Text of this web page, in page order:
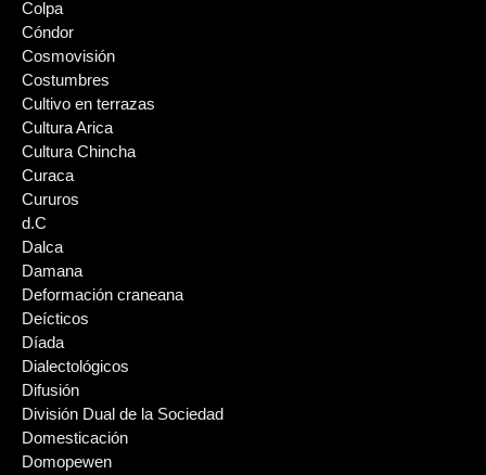
Colpa
Cóndor
Cosmovisión
Costumbres
Cultivo en terrazas
Cultura Arica
Cultura Chincha
Curaca
Cururos
d.C
Dalca
Damana
Deformación craneana
Deícticos
Díada
Dialectológicos
Difusión
División Dual de la Sociedad
Domesticación
Domopewen